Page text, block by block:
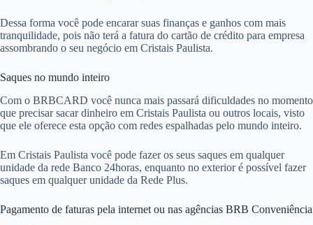
Dessa forma você pode encarar suas finanças e ganhos com mais
tranquilidade, pois não terá a fatura do cartão de crédito para empresa
assombrando o seu negócio em Cristais Paulista.
Saques no mundo inteiro
Com o BRBCARD você nunca mais passará dificuldades no momento
que precisar sacar dinheiro em Cristais Paulista ou outros locais, visto
que ele oferece esta opção com redes espalhadas pelo mundo inteiro.
Em Cristais Paulista você pode fazer os seus saques em qualquer
unidade da rede Banco 24horas, enquanto no exterior é possível fazer
saques em qualquer unidade da Rede Plus.
Pagamento de faturas pela internet ou nas agências BRB Conveniência